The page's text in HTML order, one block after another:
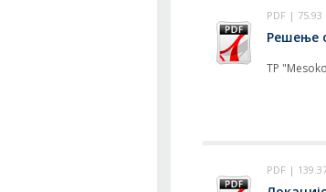
PDF | 75.93
Решење
TP
PDF |